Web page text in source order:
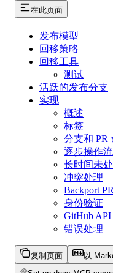
在此页面
发布模型
回移策略
回移工具
测试
活跃的发布分支
实现
概述
标签
分支和 PR
逐步操作
长时间未
冲突处理
Backport
身份验证
GitHub
错误处理
复制页面 以